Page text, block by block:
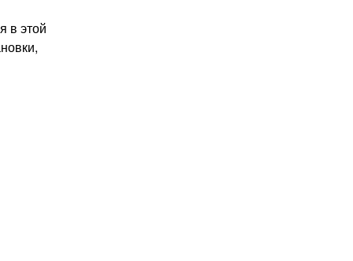
в этой